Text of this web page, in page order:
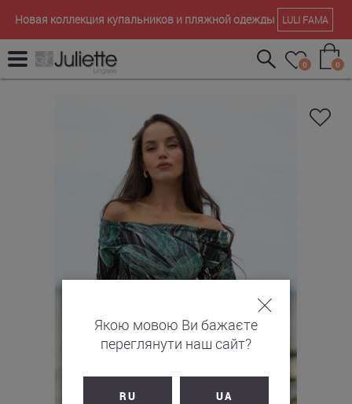
Новая коллекция купальников и пляжной одежды LULI FAMA
0 0
Якою мовою Ви бажаєте
переглянути наш сайт?
RU UA